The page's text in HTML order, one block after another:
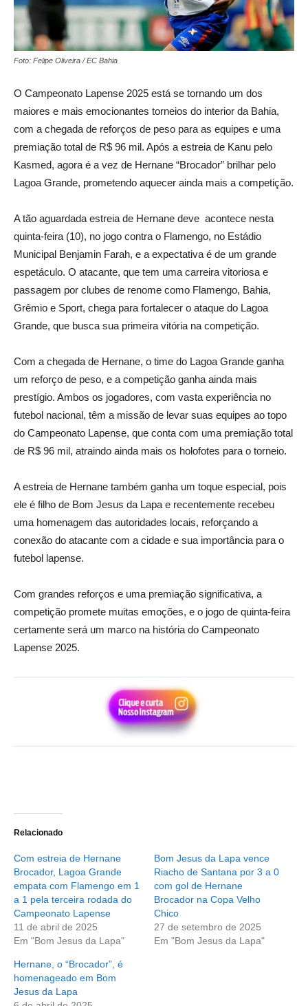
Foto: Felipe Oliveira / EC Bahia
O Campeonato Lapense 2025 está se tornando um dos
maiores e mais emocionantes torneios do interior da Bahia,
com a chegada de reforços de peso para as equipes e uma
premiação total de R$ 96 mil. Após a estreia de Kanu pelo
Kasmed, agora é a vez de Hernane “Brocador” brilhar pelo
Lagoa Grande, prometendo aquecer ainda mais a competição.
A tão aguardada estreia de Hernane deve acontece nesta
quinta-feira (10), no jogo contra o Flamengo, no Estádio
Municipal Benjamin Farah, e a expectativa é de um grande
espetáculo. O atacante, que tem uma carreira vitoriosa e
passagem por clubes de renome como Flamengo, Bahia,
Grêmio e Sport, chega para fortalecer o ataque do Lagoa
Grande, que busca sua primeira vitória na competição.
Com a chegada de Hernane, o time do Lagoa Grande ganha
um reforço de peso, e a competição ganha ainda mais
prestígio. Ambos os jogadores, com vasta experiência no
futebol nacional, têm a missão de levar suas equipes ao topo
do Campeonato Lapense, que conta com uma premiação total
de R$ 96 mil, atraindo ainda mais os holofotes para o torneio.
A estreia de Hernane também ganha um toque especial, pois
ele é filho de Bom Jesus da Lapa e recentemente recebeu
uma homenagem das autoridades locais, reforçando a
conexão do atacante com a cidade e sua importância para o
futebol lapense.
Com grandes reforços e uma premiação significativa, a
competição promete muitas emoções, e o jogo de quinta-feira
certamente será um marco na história do Campeonato
Lapense 2025.
Relacionado
Com estreia de Hernane
Brocador, Lagoa Grande
empata com Flamengo em 1
a 1 pela terceira rodada do
Campeonato Lapense
11 de abril de 2025
Em "Bom Jesus da Lapa"
Bom Jesus da Lapa vence
Riacho de Santana por 3 a 0
com gol de Hernane
Brocador na Copa Velho
Chico
27 de setembro de 2025
Em "Bom Jesus da Lapa"
Hernane, o “Brocador”, é
homenageado em Bom
Jesus da Lapa